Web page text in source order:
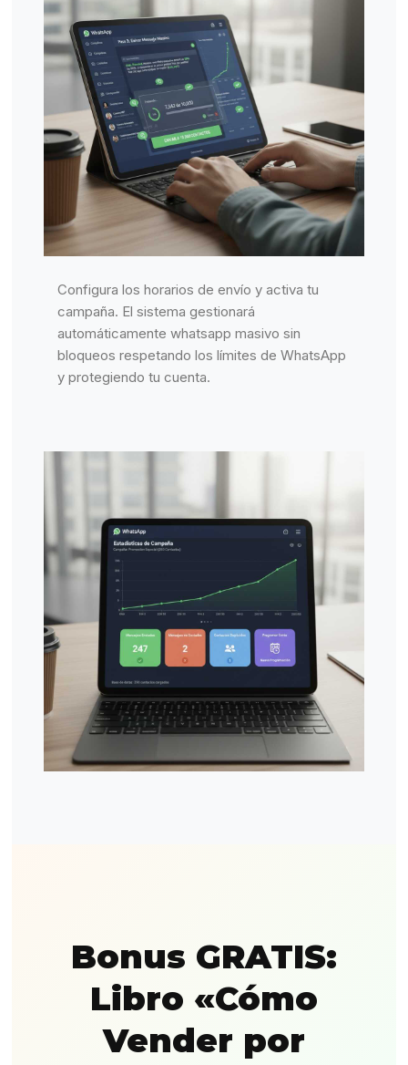
Configura los horarios de envío y activa tu
campaña. El sistema gestionará
automáticamente whatsapp masivo sin
bloqueos respetando los límites de WhatsApp
y protegiendo tu cuenta.
Bonus GRATIS:
Libro «Cómo
Vender por